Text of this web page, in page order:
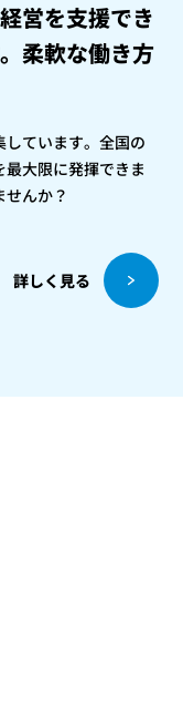
営を支援でき
柔軟な働き方
ています。全国の
大限に発揮できま
んか？
詳しく見る